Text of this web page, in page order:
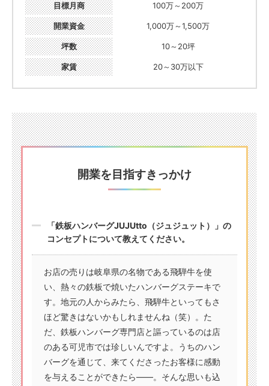
目標月商 100万～200万
開業資金 1,000万～1,500万
坪数 10～20坪
家賃 20～30万以下
開業を目指すきっかけ
「鉄板ハンバーグJUJUtto（ジュジュット）」の
コンセプトについて教えてください。
お店の売りは岐阜県の名物である飛騨牛を使
い、熱々の鉄板で焼いたハンバーグステーキで
す。地元の人からみたら、飛騨牛といってもさ
ほど驚きはないかもしれませんね（笑）。た
だ、鉄板ハンバーグ専門店と謳っているのは店
のある可児市では珍しいんですよ。うちのハン
バーグを通じて、来てくださったお客様に感動
を与えることができたら――。そんな思いも込